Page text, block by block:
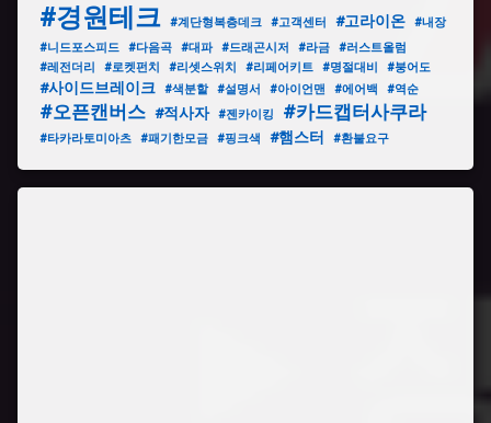
#경원테크 #계단형복층데크 #고객센터 #고라이온
#내장
#니드포스피드
#다음곡 #대파 #드래곤시저 #라금
#러스트올럼
#레전더리
#로켓펀치 #리셋스위치 #리페어키트 #명절대비 #붕어도
#사이드브레이크 #색분할 #설명서 #아이언맨 #에어백 #역순
#오픈캔버스 #적사자 #젠카이킹 #카드캡터사쿠라
#타카라토미아츠 #패기한모금 #핑크색 #햄스터 #환불요구